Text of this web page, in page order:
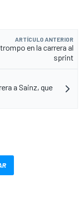
ARTÍCULO ANTERIOR
en la carrera al
sprint
a Sainz, que